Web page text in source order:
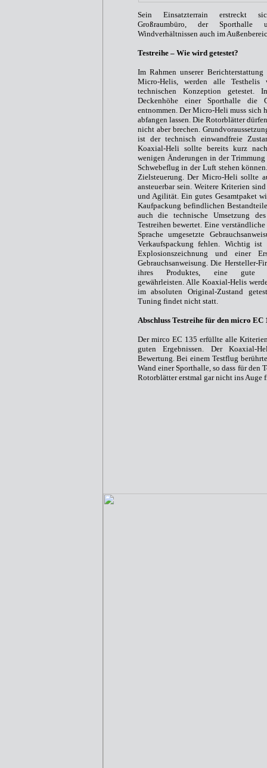
Sein Einsatzterrain erstreckt
Großraumbüro, der
Windverhältnissen auch im
Testreihe – Wie wird getestet?
Im Rahmen unserer
Micro-Helis, werden alle Testhelis
technischen Konzeption getestet.
Deckenhöhe einer Sporthalle die
entnommen. Der Micro-Heli muss sich
abfangen lassen. Die Rotorblätter
nicht aber brechen.
ist der technisch einwandfreie
Koaxial-Heli sollte bereits kurz
wenigen Änderungen in der
Schwebeflug in der Luft stehen
Zielsteuerung. Der Micro-Heli sollte
ansteuerbar sein. Weitere Kriterien
und Agilität. Ein gutes Gesamtpaket
Kaufpackung befindlichen
auch die technische Umsetzung
Testreihen bewertet. Eine
Sprache umgesetzte
Verkaufspackung fehlen. Wichtig ist
Explosionszeichnung und einer
Gebrauchsanweisung. Die Hersteller-
ihres Produktes, eine gute
gewährleisten. Alle Koaxial-Helis
im absoluten Original-Zustand
Tuning findet nicht statt.
Abschluss Testreihe für den micro EC
Der mirco EC 135 erfüllte alle
guten Ergebnissen. Der Koaxial-
Bewertung. Bei einem Testflug
Wand einer Sporthalle, so dass für den
Rotorblätter erstmal gar nicht ins Auge